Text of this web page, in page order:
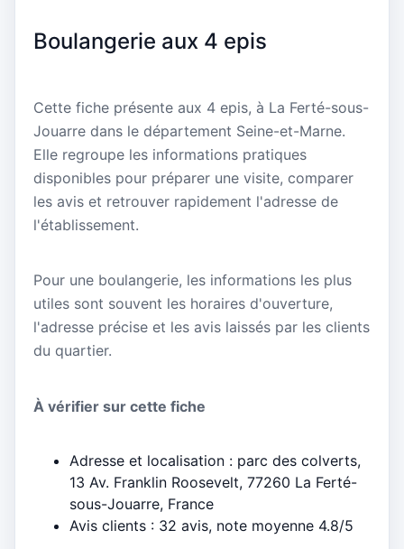
Boulangerie aux 4 epis
Cette fiche présente aux 4 epis, à La Ferté-sous-
Jouarre dans le département Seine-et-Marne.
Elle regroupe les informations pratiques
disponibles pour préparer une visite, comparer
les avis et retrouver rapidement l'adresse de
l'établissement.
Pour une boulangerie, les informations les plus
utiles sont souvent les horaires d'ouverture,
l'adresse précise et les avis laissés par les clients
du quartier.
À vérifier sur cette fiche
Adresse et localisation : parc des colverts,
13 Av. Franklin Roosevelt, 77260 La Ferté-
sous-Jouarre, France
Avis clients : 32 avis, note moyenne 4.8/5